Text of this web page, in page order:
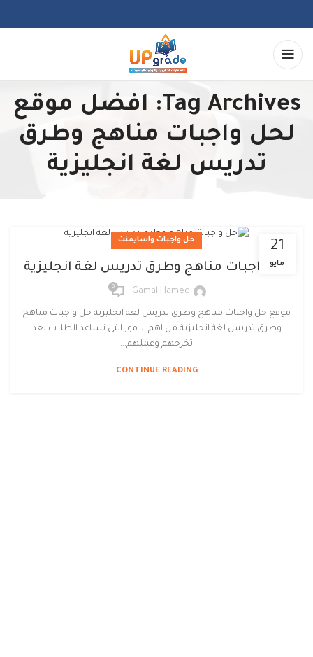
Tag Archives: افضل موقع
لحل واجبات مناهج وطرق
تدريس لغة انجليزية
21
مايو
حل واجبات واسايمنت
حل واجبات مناهج وطرق تدريس لغة انجليزية
Gamal Hamed
0
موقع حل واجبات مناهج وطرق تدريس لغة انجليزية حل واجبات مناهج
وطرق تدريس لغة انجليزية من اهم الامور التى تساعد الطلاب بعد
تخرجهم وعملهم...
CONTINUE READING